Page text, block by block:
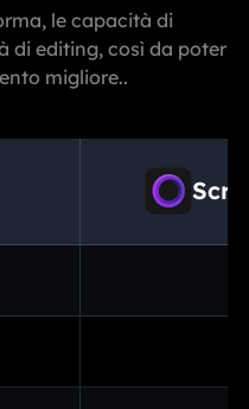
le capacità di
di editing, così da poter
migliore..